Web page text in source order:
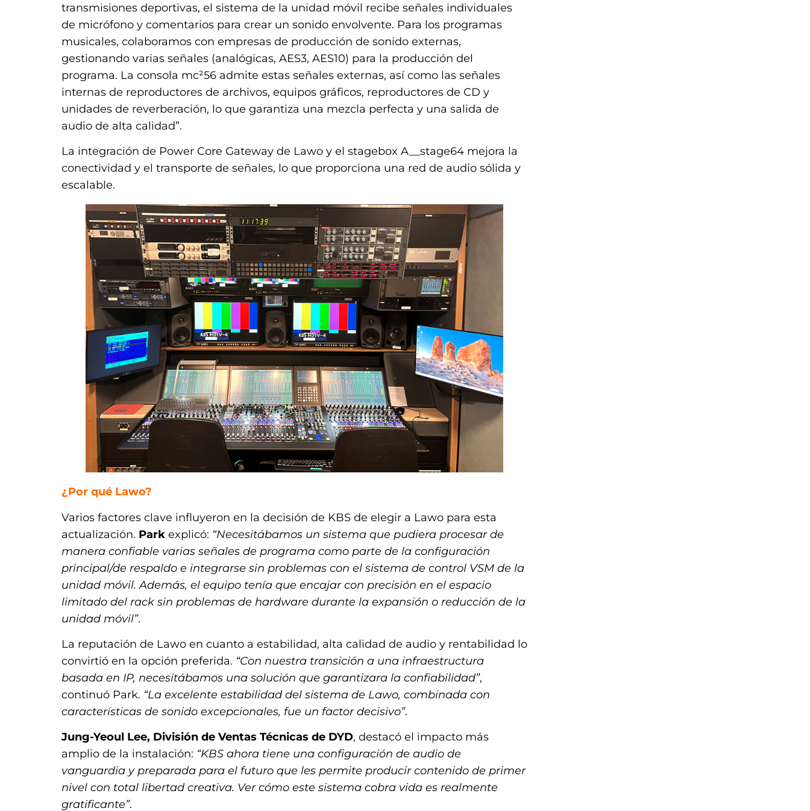
transmisiones deportivas, el sistema de la unidad móvil recibe señales individuales
de micrófono y comentarios para crear un sonido envolvente. Para los programas
musicales, colaboramos con empresas de producción de sonido externas,
gestionando varias señales (analógicas, AES3, AES10) para la producción del
programa. La consola mc²56 admite estas señales externas, así como las señales
internas de reproductores de archivos, equipos gráficos, reproductores de CD y
unidades de reverberación, lo que garantiza una mezcla perfecta y una salida de
audio de alta calidad”.
La integración de Power Core Gateway de Lawo y el stagebox A__stage64 mejora la
conectividad y el transporte de señales, lo que proporciona una red de audio sólida y
escalable.
¿Por qué Lawo?
Varios factores clave influyeron en la decisión de KBS de elegir a Lawo para esta
actualización. Park explicó: “Necesitábamos un sistema que pudiera procesar de
manera confiable varias señales de programa como parte de la configuración
principal/de respaldo e integrarse sin problemas con el sistema de control VSM de la
unidad móvil. Además, el equipo tenía que encajar con precisión en el espacio
limitado del rack sin problemas de hardware durante la expansión o reducción de la
unidad móvil”.
La reputación de Lawo en cuanto a estabilidad, alta calidad de audio y rentabilidad lo
convirtió en la opción preferida. “Con nuestra transición a una infraestructura
basada en IP, necesitábamos una solución que garantizara la confiabilidad”,
continuó Park. “La excelente estabilidad del sistema de Lawo, combinada con
características de sonido excepcionales, fue un factor decisivo”.
Jung-Yeoul Lee, División de Ventas Técnicas de DYD, destacó el impacto más
amplio de la instalación: “KBS ahora tiene una configuración de audio de
vanguardia y preparada para el futuro que les permite producir contenido de primer
nivel con total libertad creativa. Ver cómo este sistema cobra vida es realmente
gratificante”.